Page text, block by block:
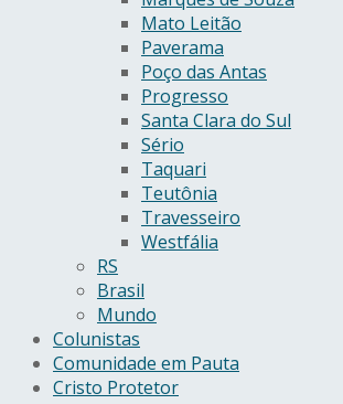
Mato Leitão
Paverama
Poço das Antas
Progresso
Santa Clara do Sul
Sério
Taquari
Teutônia
Travesseiro
Westfália
RS
Brasil
Mundo
Colunistas
Comunidade em Pauta
Cristo Protetor